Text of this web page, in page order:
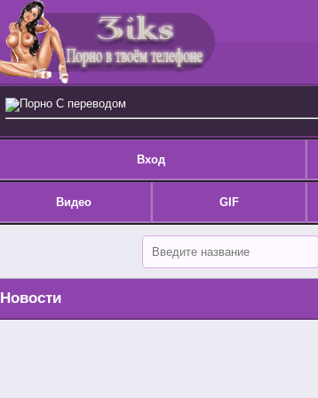
Порно С переводом
Вход
Видео GIF
Новости